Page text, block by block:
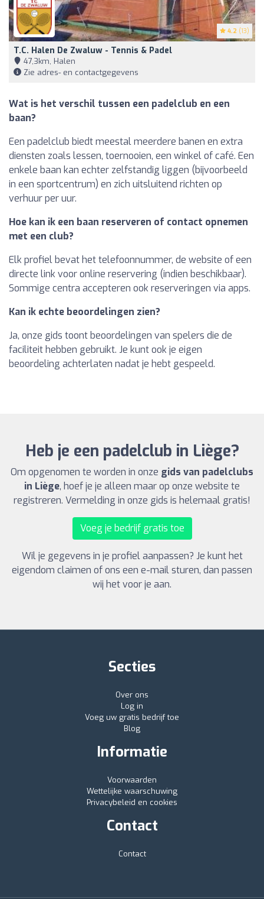
4.2 (13)
T.C. Halen De Zwaluw - Tennis & Padel
47,3km, Halen
Zie adres- en contactgegevens
Wat is het verschil tussen een padelclub en een
baan?
Een padelclub biedt meestal meerdere banen en extra
diensten zoals lessen, toernooien, een winkel of café. Een
enkele baan kan echter zelfstandig liggen (bijvoorbeeld
in een sportcentrum) en zich uitsluitend richten op
verhuur per uur.
Hoe kan ik een baan reserveren of contact opnemen
met een club?
Elk profiel bevat het telefoonnummer, de website of een
directe link voor online reservering (indien beschikbaar).
Sommige centra accepteren ook reserveringen via apps.
Kan ik echte beoordelingen zien?
Ja, onze gids toont beoordelingen van spelers die de
faciliteit hebben gebruikt. Je kunt ook je eigen
beoordeling achterlaten nadat je hebt gespeeld.
Heb je een padelclub in Liège?
Om opgenomen te worden in onze gids van padelclubs
in Liège, hoef je je alleen maar op onze website te
registreren. Vermelding in onze gids is helemaal gratis!
Voeg je bedrijf gratis toe
Wil je gegevens in je profiel aanpassen? Je kunt het
eigendom claimen of ons een e-mail sturen, dan passen
wij het voor je aan.
Secties
Over ons
Log in
Voeg uw gratis bedrijf toe
Blog
Informatie
Voorwaarden
Wettelijke waarschuwing
Privacybeleid en cookies
Contact
Contact